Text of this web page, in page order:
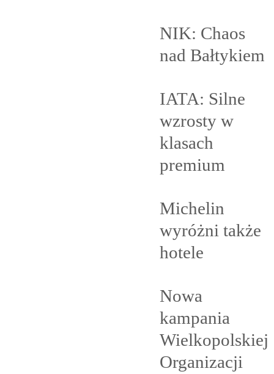
NIK: Chaos
nad Bałtykiem
IATA: Silne
wzrosty w
klasach
premium
Michelin
wyróżni także
hotele
Nowa
kampania
Wielkopolskiej
Organizacji